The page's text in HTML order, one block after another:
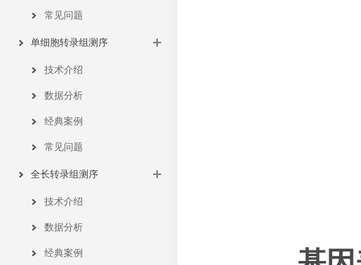
常见问题
单细胞转录组测序
技术介绍
数据分析
经典案例
常见问题
全长转录组测序
技术介绍
数据分析
经典案例